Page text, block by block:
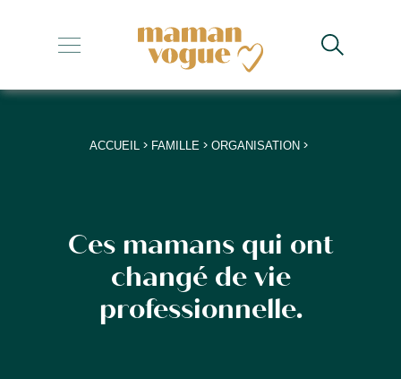
+
+
+
+
ACCUEIL > FAMILLE > ORGANISATION >
Ces mamans qui ont
changé de vie
professionnelle.